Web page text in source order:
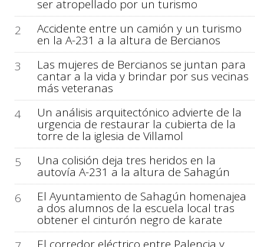
ser atropellado por un turismo
2
Accidente entre un camión y un turismo
en la A-231 a la altura de Bercianos
3
Las mujeres de Bercianos se juntan para
cantar a la vida y brindar por sus vecinas
más veteranas
4
Un análisis arquitectónico advierte de la
urgencia de restaurar la cubierta de la
torre de la iglesia de Villamol
5
Una colisión deja tres heridos en la
autovía A-231 a la altura de Sahagún
6
El Ayuntamiento de Sahagún homenajea
a dos alumnos de la escuela local tras
obtener el cinturón negro de karate